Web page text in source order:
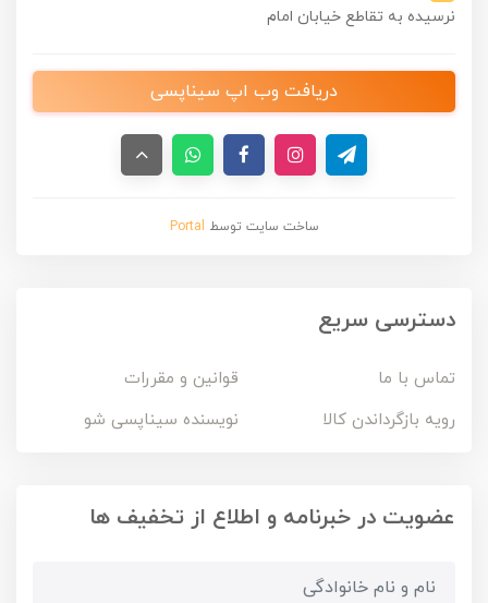
نرسیده به تقاطع خیابان امام
دریافت وب اپ سیناپسی
ساخت سایت توسط Portal
دسترسی سریع
تماس با ما
قوانین و مقررات
رویه بازگرداندن کالا
نویسنده سیناپسی شو
عضویت در خبرنامه و اطلاع از تخفیف ها